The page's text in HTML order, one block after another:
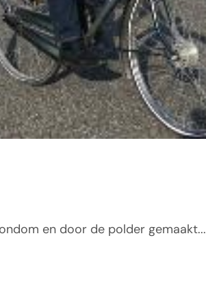
en door de polder gemaakt...